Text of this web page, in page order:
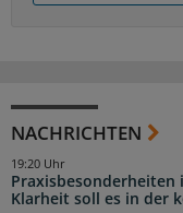
NACHRICHTEN
Praxisbesonderheiten
Klarheit soll es in der
19:20 Uhr